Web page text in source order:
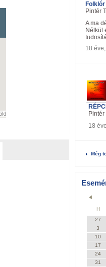
Pintér
A ma
Nélkül
18
Pintér
18
Még
H
27
3
10
17
24
31